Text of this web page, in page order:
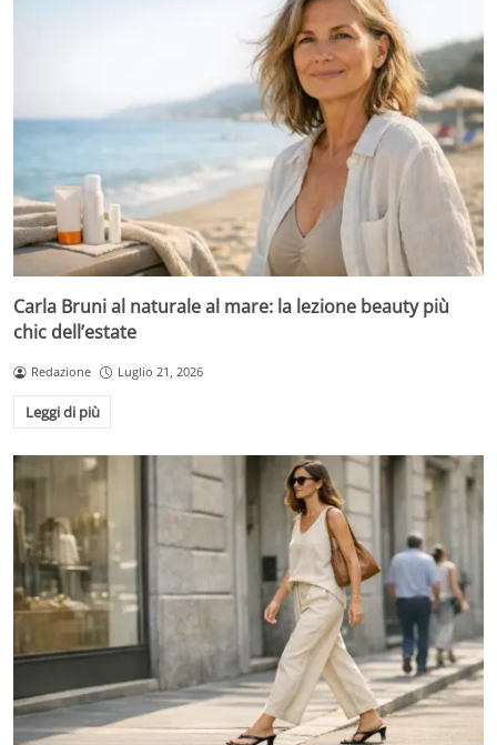
Carla Bruni al naturale al mare: la lezione beauty più
chic dell’estate
Redazione Luglio 21, 2026
Leggi di più